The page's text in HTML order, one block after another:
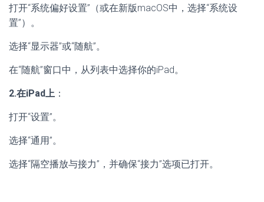
打开“系统偏好设置”（或在新版macOS中，选择“系统设
置”）。
选择“显示器”或“随航”。
在“随航”窗口中，从列表中选择你的iPad。
2.在iPad上 ：
打开“设置”。
选择“通用”。
选择“隔空播放与接力”，并确保“接力”选项已打开。